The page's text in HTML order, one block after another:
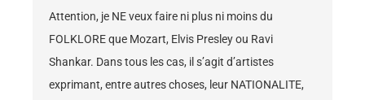
Attention, je NE veux faire ni plus ni moins du
FOLKLORE que Mozart, Elvis Presley ou Ravi
Shankar. Dans tous les cas, il s’agit d’artistes
exprimant, entre autres choses, leur NATIONALITE,